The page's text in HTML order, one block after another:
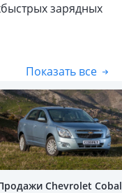
зарядных
Показать все
Chevrolet